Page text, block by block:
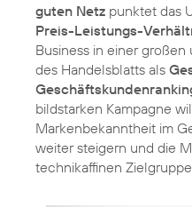
guten Netz punktet das
Preis-Leistungs-
Business in einer
des Handelsblatts als
bildstarken Kampagne
Markenbekanntheit im
weiter steigern und die
technikaffinen